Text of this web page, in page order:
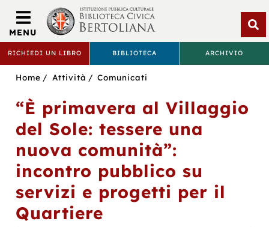
BIBLIOTECA
BERTOLIANA
RICHIEDI UN LIBRO BIBLIOTECA ARCHIVIO
MENU
Bertoliana
Sei
Home Attività Comunicati
“È primavera al Villaggio
del Sole: tessere una
nuova comunità”:
incontro pubblico su
servizi e progetti per il
Quartiere